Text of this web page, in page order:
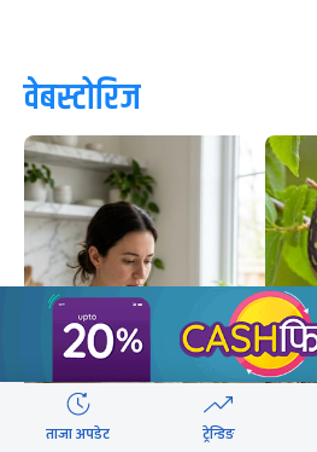
वेबस्टोरिज
ताजा अपडेट ट्रेन्डिङ